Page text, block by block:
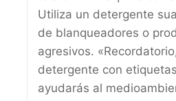
Utiliza un detergente
de blanqueadores o
agresivos.
detergente con
ayudarás al